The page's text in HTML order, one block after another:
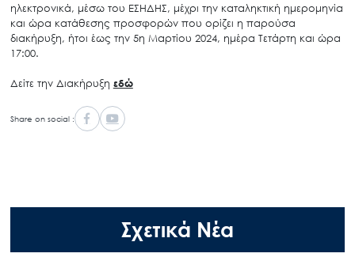
ηλεκτρονικά, μέσω του ΕΣΗΔΗΣ, μέχρι την καταληκτική ημερομηνία
και ώρα κατάθεσης προσφορών που ορίζει η παρούσα
διακήρυξη, ήτοι έως την 5η Μαρτίου 2024, ημέρα Τετάρτη και ώρα
17:00.
Δείτε την Διακήρυξη εδώ
Share on social :
Σχετικά Νέα